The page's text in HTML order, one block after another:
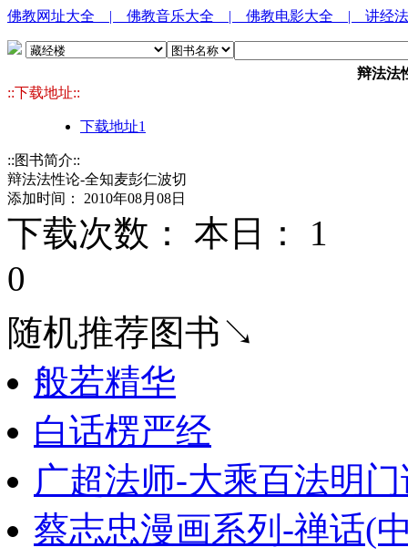
佛教网址大全 | 佛教音乐大全 | 佛教电影大全 | 讲经
辩法法
::下载地址::
下载地址1
::图书简介::
辩法法性论-全知麦彭仁波切
添加时间： 2010年08月08日
下载次数： 本日： 1
0
随机推荐图书↘
般若精华
白话楞严经
广超法师-大乘百法明
蔡志忠漫画系列-禅话(